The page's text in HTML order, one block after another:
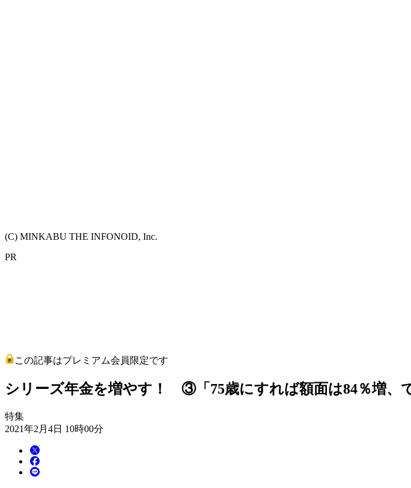
(C) MINKABU THE INFONOID, Inc.
PR
この記事はプレミアム会員限定です
シリーズ年金を増やす！ ③「75歳にすれば額面は84％増、
特集
2021年2月4日 10時00分